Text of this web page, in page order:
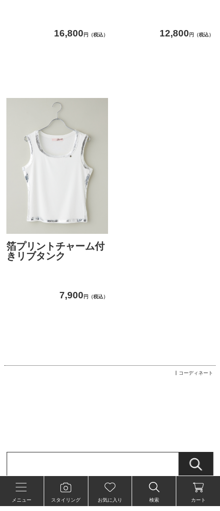
16,800 円（税込） 12,800 円（税込）
箔プリントチャーム付
きリブタンク
7,900 円（税込）
コーディネート
特定商取引法に関する表示
メニュー スタイリング お気に入り 検索 カート